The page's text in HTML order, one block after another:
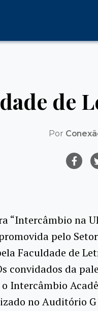
de
Por
“Intercâmbio na
pelo
Faculdade de
convidados da
o Intercâmbio
no Auditório